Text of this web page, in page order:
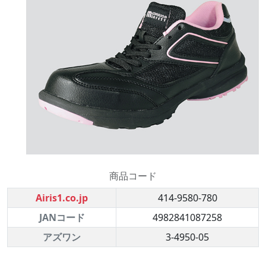
商品コード
Airis1.co.jp
414-9580-780
JANコード
4982841087258
アズワン
3-4950-05